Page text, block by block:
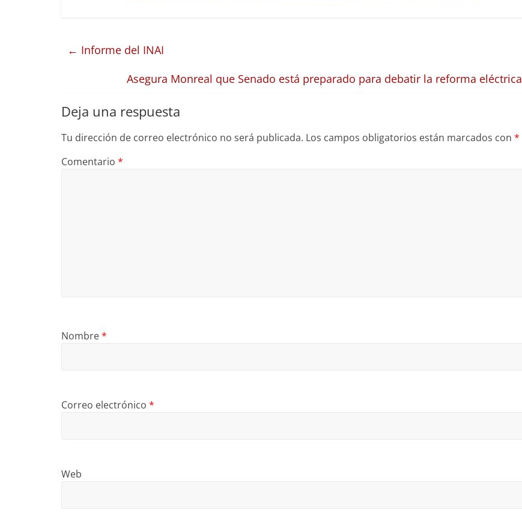
← Informe del INAI
Asegura Monreal que Senado está preparado para debatir la reforma eléctrica
Deja una respuesta
Tu dirección de correo electrónico no será publicada. Los campos obligatorios están marcados con *
Comentario *
Nombre*
Correo electrónico *
Web